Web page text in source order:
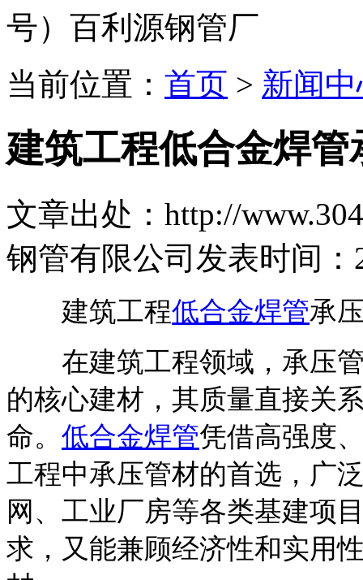
号）百利源钢管厂
当前位置： 首页 > 新闻
建筑工程低合金焊管
文章出处：http://
钢管有限公司 发表时间：
建筑工程低合金焊管承
在建筑工程领域，承压管
的核心建材，其质量直接关
命。 低合金焊管凭借高强度
工程中承压管材的首选，广
网、工业厂房等各类基建项
求，又能兼顾经济性和实用